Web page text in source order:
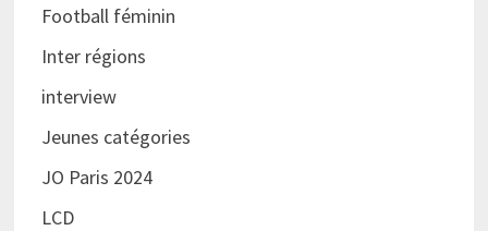
Football féminin
Inter régions
interview
Jeunes catégories
JO Paris 2024
LCD